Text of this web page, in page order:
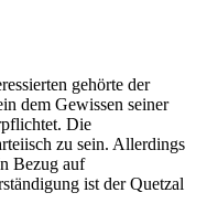
gehörte der
dem Gewissen seiner
Die
zu sein. Allerdings
Bezug auf
ist der Quetzal